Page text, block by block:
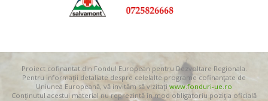
Proiect cofinantat din Fondul European pentru Dezvoltare Regionala.
Pentru informaţii detaliate despre celelalte programe cofinanţate de
Uniunea Europeană, vă invităm să vizitaţi www.fonduri-ue.ro
Conţinutul acestui material nu reprezintă în mod obligatoriu poziţia oficială